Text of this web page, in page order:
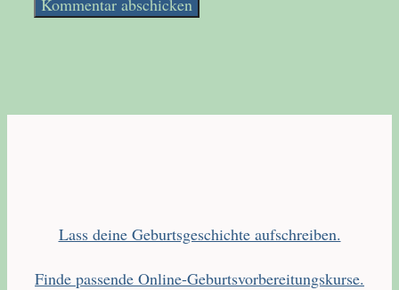
Lass deine Geburtsgeschichte aufschreiben.
Finde passende Online-Geburtsvorbereitungskurse.